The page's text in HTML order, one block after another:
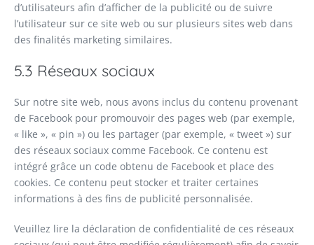
d’utilisateurs afin d’afficher de la publicité ou de suivre
l’utilisateur sur ce site web ou sur plusieurs sites web dans
des finalités marketing similaires.
5.3 Réseaux sociaux
Sur notre site web, nous avons inclus du contenu provenant
de Facebook pour promouvoir des pages web (par exemple,
« like », « pin ») ou les partager (par exemple, « tweet ») sur
des réseaux sociaux comme Facebook. Ce contenu est
intégré grâce un code obtenu de Facebook et place des
cookies. Ce contenu peut stocker et traiter certaines
informations à des fins de publicité personnalisée.
Veuillez lire la déclaration de confidentialité de ces réseaux